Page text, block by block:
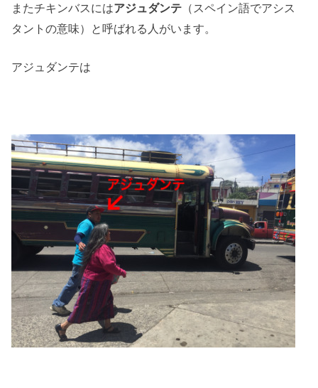
またチキンバスにはアジュダンテ （スペイン語でアシス
タントの意味）と呼ばれる人がいます。
アジュダンテは